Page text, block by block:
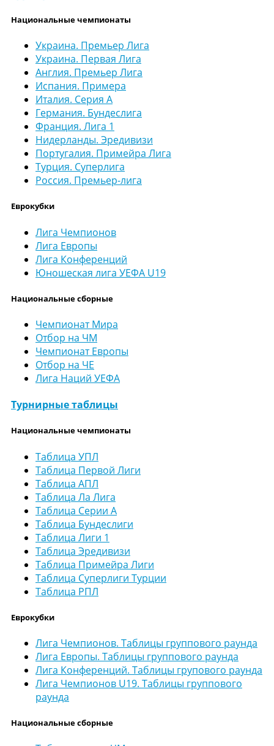
Национальные чемпионаты
Украина. Премьер Лига
Украина. Первая Лига
Англия. Премьер Лига
Испания. Примера
Италия. Серия А
Германия. Бундеслига
Франция. Лига 1
Нидерланды. Эредивизи
Португалия. Примейра Лига
Турция. Суперлига
Россия. Премьер-лига
Еврокубки
Лига Чемпионов
Лига Европы
Лига Конференций
Юношеская лига УЕФА U19
Национальные сборные
Чемпионат Мира
Отбор на ЧМ
Чемпионат Европы
Отбор на ЧЕ
Лига Наций УЕФА
Турнирные таблицы
Национальные чемпионаты
Таблица УПЛ
Таблица Первой Лиги
Таблица АПЛ
Таблица Ла Лига
Таблица Серии А
Таблица Бундеслиги
Таблица Лиги 1
Таблица Эредивизи
Таблица Примейра Лиги
Таблица Суперлиги Турции
Таблица РПЛ
Еврокубки
Лига Чемпионов. Таблицы группового раунда
Лига Европы. Таблицы группового раунда
Лига Конференций. Таблицы групового раунда
Лига Чемпионов U19. Таблицы группового
раунда
Национальные сборные